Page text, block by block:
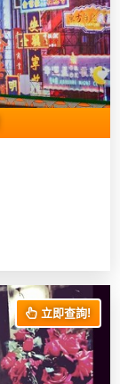
立即查詢!